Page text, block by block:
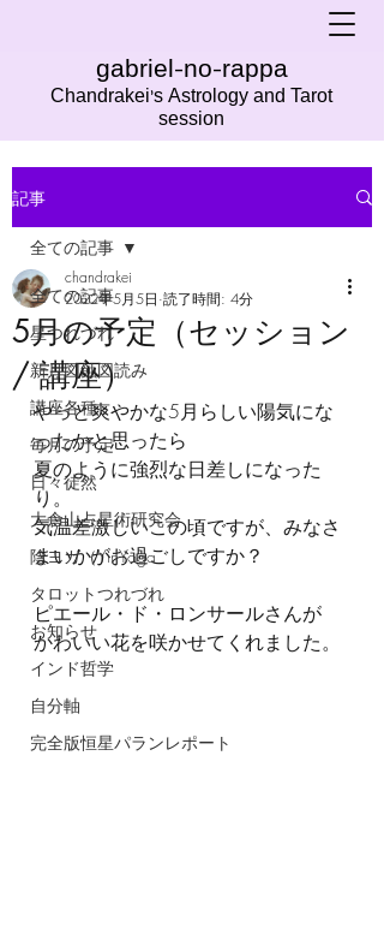
gabriel-no-rappa
Chandrakei's Astrology and Tarot
session
記事
全ての記事
星つれづれ
新月図蝕図読み
講座各種
毎月の予定
日々徒然
大倉山占星術研究会
陰ヨガ（YinYoga
タロットつれづれ
お知らせ
インド哲学
自分軸
完全版恒星パランレポート
全ての記事
5月の予定（セッション
/ 講座）
chandrakei
2022年5月5日 読了時間: 4分
やっと爽やかな5月らしい陽気にな
ったかと思ったら
夏のように強烈な日差しになった
り。
気温差激しいこの頃ですが、みなさ
まいかがお過ごしですか？
ピエール・ド・ロンサールさんが
かわいい花を咲かせてくれました。